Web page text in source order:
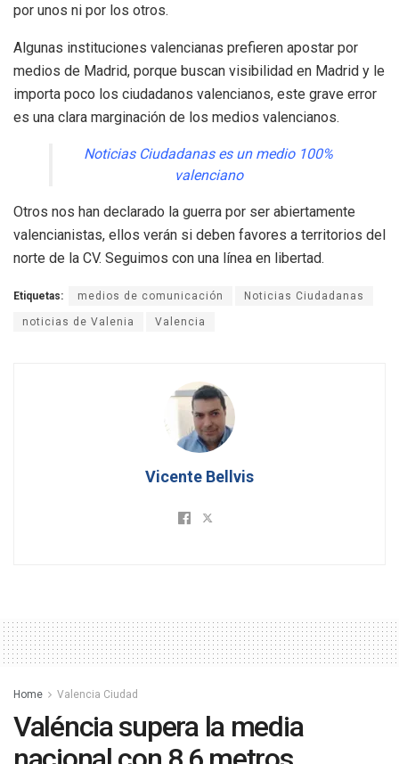
por unos ni por los otros.
Algunas instituciones valencianas prefieren apostar por
medios de Madrid, porque buscan visibilidad en Madrid y le
importa poco los ciudadanos valencianos, este grave error
es una clara marginación de los medios valencianos.
Noticias Ciudadanas es un medio 100%
valenciano
Otros nos han declarado la guerra por ser abiertamente
valencianistas, ellos verán si deben favores a territorios del
norte de la CV. Seguimos con una línea en libertad.
Etiquetas: medios de comunicación Noticias Ciudadanas
noticias de Valenia Valencia
Vicente Bellvis
Home Valencia Ciudad
Valéncia supera la media